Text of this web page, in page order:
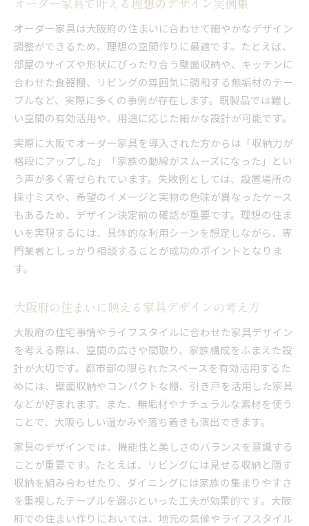
オーダー家具は大阪府の住まいに合わせて細やかなデザイン
調整ができるため、理想の空間作りに最適です。たとえば、
部屋のサイズや形状にぴったり合う壁面収納や、キッチンに
合わせた食器棚、リビングの雰囲気に調和する無垢材のテー
ブルなど、実際に多くの事例が存在します。既製品では難し
い空間の有効活用や、用途に応じた細かな設計が可能です。
実際に大阪でオーダー家具を導入された方からは「収納力が
格段にアップした」「家族の動線がスムーズになった」とい
う声が多く寄せられています。失敗例としては、設置場所の
採寸ミスや、希望のイメージと実物の色味が異なったケース
もあるため、デザイン決定前の確認が重要です。理想の住ま
いを実現するには、具体的な利用シーンを想定しながら、専
門業者としっかり相談することが成功のポイントとなりま
す。
大阪府の住まいに映える家具デザインの考え方
大阪府の住宅事情やライフスタイルに合わせた家具デザイン
を考える際は、空間の広さや間取り、家族構成をふまえた設
計が大切です。都市部の限られたスペースを有効活用するた
めには、壁面収納やコンパクトな棚、引き戸を活用した家具
などが好まれます。また、無垢材やナチュラルな素材を使う
ことで、大阪らしい温かみや落ち着きも演出できます。
家具のデザインでは、機能性と美しさのバランスを意識する
ことが重要です。たとえば、リビングには見せる収納と隠す
収納を組み合わせたり、ダイニングには家族の集まりやすさ
を重視したテーブルを選ぶといった工夫が効果的です。大阪
府での住まい作りにおいては、地元の気候やライフスタイル